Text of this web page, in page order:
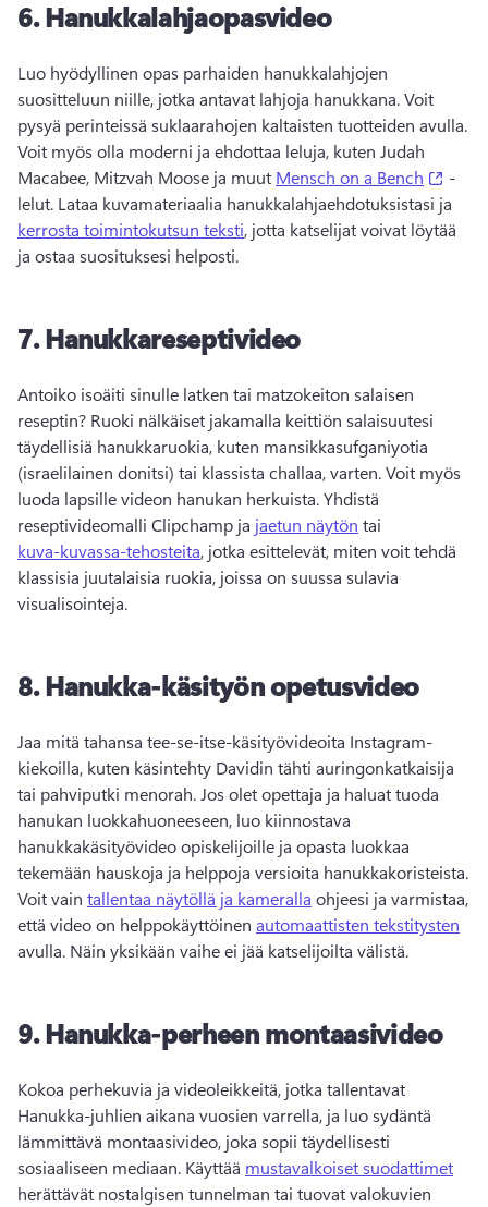
6.Hanukkalahjaopasvideo
Luo hyödyllinen opas parhaiden hanukkalahjojen
suositteluun niille, jotka antavat lahjoja hanukkana. Voit
Voit myös olla moderni ja ehdottaa leluja, kuten Judah
Macabee, Mitzvah Moose ja muut Mensch on a Bench
-
lelut. Lataa kuvamateriaalia hanukkalahjaehdotuksistasi ja
kerrosta toimintokutsun teksti, jotta katselijat voivat löytää
ja ostaa suosituksesi helposti.
7.Hanukkareseptivideo
Antoiko isoäiti sinulle latken tai matzokeiton salaisen
reseptin? Ruoki nälkäiset jakamalla keittiön salaisuutesi
täydellisiä hanukkaruokia, kuten mansikkasufganiyotia
(israelilainen donitsi) tai klassista challaa, varten. Voit myös
luoda lapsille videon hanukan herkuista. Yhdistä
reseptivideomalli Clipchamp ja jaetun näytön tai
kuva-kuvassa-tehosteita, jotka esittelevät, miten voit tehdä
klassisia juutalaisia ruokia, joissa on suussa sulavia
visualisointeja.
8.Hanukka-käsityön opetusvideo
Jaa mitä tahansa tee-se-itse-käsityövideoita Instagram-
kiekoilla, kuten käsintehty Davidin tähti auringonkatkaisija
tai pahviputki menorah. Jos olet opettaja ja haluat tuoda
hanukan luokkahuoneeseen, luo kiinnostava
hanukkakäsityövideo opiskelijoille ja opasta luokkaa
Voit vain tallentaa näytöllä ja kameralla ohjeesi ja varmistaa,
että video on helppokäyttöinen automaattisten tekstitysten
avulla. Näin yksikään vaihe ei jää katselijoilta välistä.
9.Hanukka-perheen montaasivideo
Kokoa perhekuvia ja videoleikkeitä, jotka tallentavat
Hanukka-juhlien aikana vuosien varrella, ja luo sydäntä
lämmittävä montaasivideo, joka sopii täydellisesti
sosiaaliseen mediaan. Käyttää mustavalkoiset suodattimet
herättävät nostalgisen tunnelman tai tuovat valokuvien